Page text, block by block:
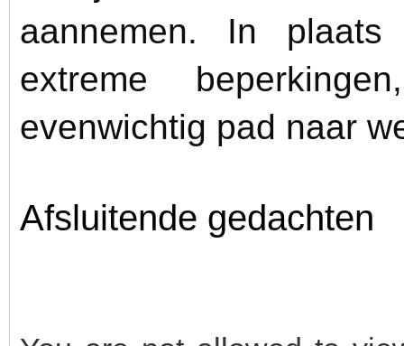
aannemen. In
extreme
evenwichtig pad naar
Afsluitende gedachten